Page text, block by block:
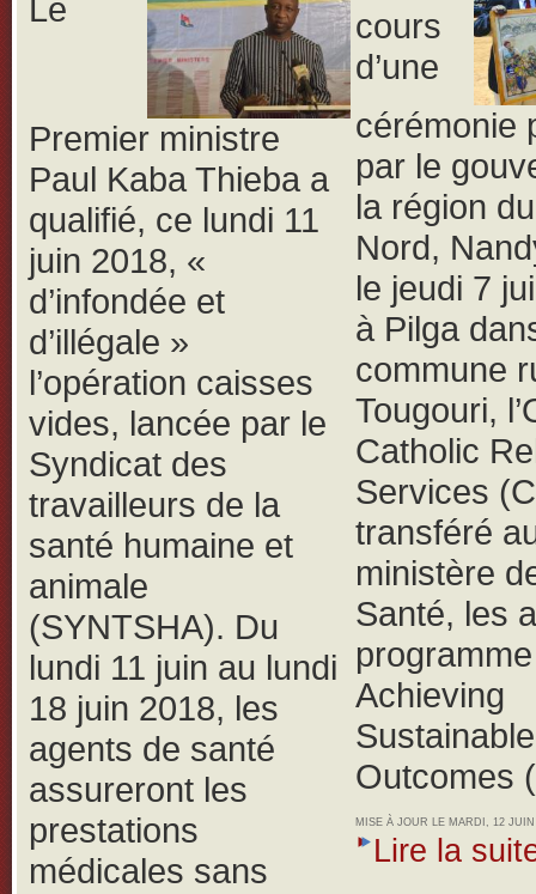
Le
Premier ministre
Paul Kaba Thieba a
qualifié, ce lundi 11
juin 2018, «
d’infondée et
d’illégale »
l’opération caisses
vides, lancée par le
Syndicat des
travailleurs de la
santé humaine et
animale
(SYNTSHA). Du
lundi 11 juin au lundi
18 juin 2018, les
agents de santé
assureront les
prestations
médicales sans
cours
d’une
cérémonie
par le
la région
Nord,
le jeudi 7
à Pilga
commune
Tougouri,
Catholic
Services
transféré
ministère
Santé, les
Achieving
Sustainable
Outcomes
MISE À JOUR LE MARDI, 12
Lire la